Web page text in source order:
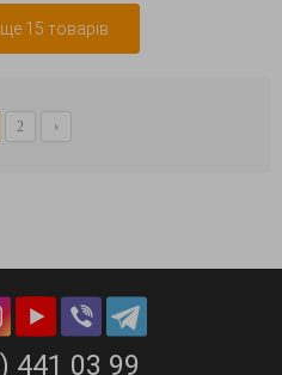
15 товарів
2 ›
441 03 99